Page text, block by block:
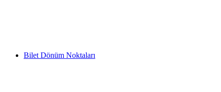
Bilet Dönüm Noktaları